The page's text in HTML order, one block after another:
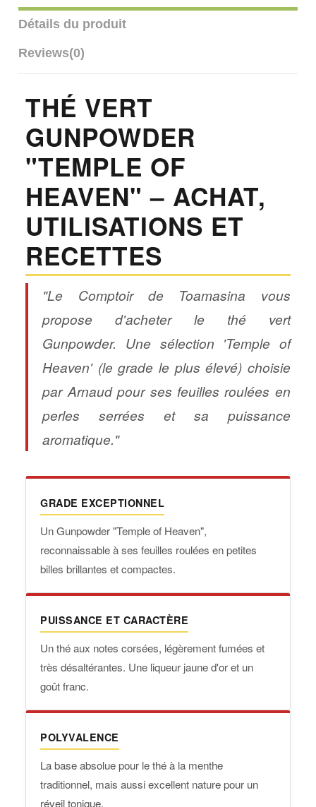
Détails du produit
Reviews(0)
THÉ VERT
GUNPOWDER
"TEMPLE OF
HEAVEN" – ACHAT,
UTILISATIONS ET
RECETTES
"Le Comptoir de Toamasina vous
propose d'acheter le thé vert
Gunpowder. Une sélection 'Temple of
Heaven' (le grade le plus élevé) choisie
par Arnaud pour ses feuilles roulées en
perles serrées et sa puissance
aromatique."
GRADE EXCEPTIONNEL
Un Gunpowder "Temple of Heaven",
reconnaissable à ses feuilles roulées en petites
billes brillantes et compactes.
PUISSANCE ET CARACTÈRE
Un thé aux notes corsées, légèrement fumées et
très désaltérantes. Une liqueur jaune d'or et un
goût franc.
POLYVALENCE
La base absolue pour le thé à la menthe
traditionnel, mais aussi excellent nature pour un
réveil tonique.